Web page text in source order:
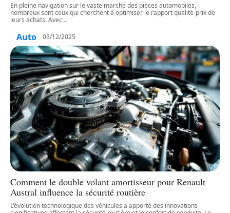
En pleine navigation sur le vaste marché des pièces automobiles,
nombreux sont ceux qui cherchent à optimiser le rapport qualité-prix de
leurs achats. Avec…
Auto 03/12/2025
Comment le double volant amortisseur pour Renault
Austral influence la sécurité routière
L'évolution technologique des véhicules a apporté des innovations